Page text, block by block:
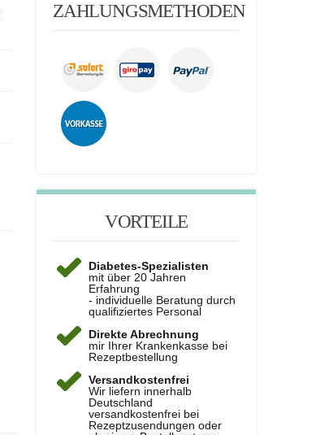
ZAHLUNGSMETHODEN
VORTEILE
Diabetes-Spezialisten
mit über 20 Jahren
Erfahrung
- individuelle Beratung durch
qualifiziertes Personal
Direkte Abrechnung
mir Ihrer Krankenkasse bei
Rezeptbestellung
Versandkostenfrei
Wir liefern innerhalb
Deutschland
versandkostenfrei bei
Rezeptzusendungen oder